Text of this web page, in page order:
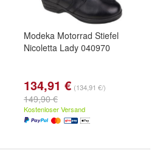
Modeka Motorrad Stiefel
Nicoletta Lady 040970
134,91 € (134,91 €/)
149,90 €
Kostenloser Versand